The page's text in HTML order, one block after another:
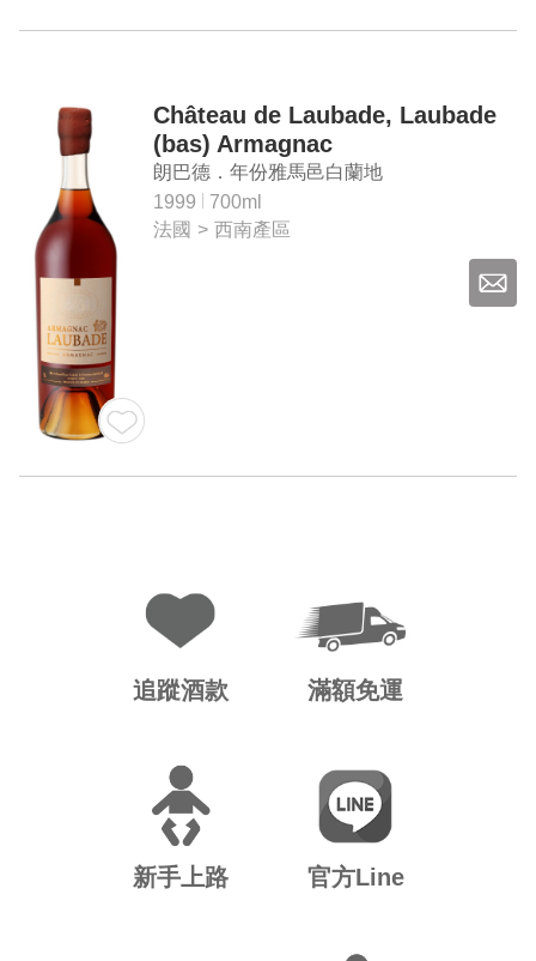
Château de Laubade, Laubade
(bas) Armagnac
朗巴德．年份雅馬邑白蘭地
1999
700ml
法國 > 西南產區
追蹤酒款 滿額免運
新手上路 官方Line